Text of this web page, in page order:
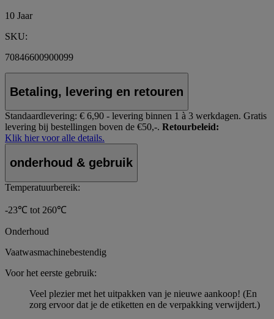
10 Jaar
SKU:
70846600900099
Betaling, levering en retouren
Standaardlevering: € 6,90 - levering binnen 1 à 3 werkdagen. Gratis
levering bij bestellingen boven de €50,-. Retourbeleid:
Klik hier voor alle details.
onderhoud & gebruik
Temperatuurbereik:
-23℃ tot 260℃
Onderhoud
Vaatwasmachinebestendig
Voor het eerste gebruik:
Veel plezier met het uitpakken van je nieuwe aankoop! (En
zorg ervoor dat je de etiketten en de verpakking verwijdert.)